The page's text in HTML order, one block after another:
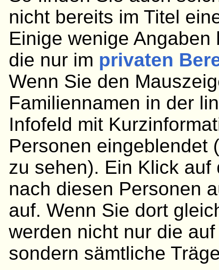
nicht bereits im Titel
Einige wenige
die nur im privaten
Wenn Sie den
Familiennamen in der
Infofeld mit
Personen eingeblendet
zu sehen). Ein Klick
nach diesen Personen
auf. Wenn Sie dort
werden nicht nur die
sondern sämtliche